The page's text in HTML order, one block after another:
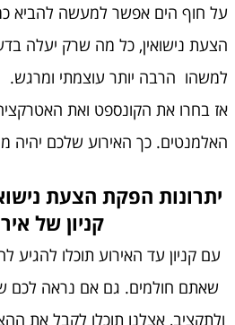
על חוף הים אפשר למעשה להביא
הצעת נישואין, כל מה שרק יעלה
למשהו הרבה יותר עוצמתי ומרגש.
אז בחרו את הקונספט ואת
האלמנטים. כך האירוע שלכם יהיה
יתרונות הפקת הצעת
קניון של
עם קניון עד האירוע תוכלו להגיע
שאתם חולמים. גם אם נראה לכם
ולתקציב, אצלנו תוכלו לקבל את